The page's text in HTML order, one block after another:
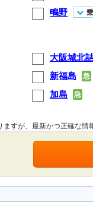
鴫野
大阪城北
新福島 急
加島 急
すが、最新かつ正確な情